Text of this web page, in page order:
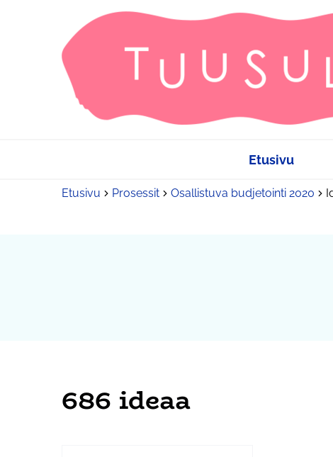
Etusivu
Etusivu Prosessit Osallistuva budjetointi 2020
686 ideaa